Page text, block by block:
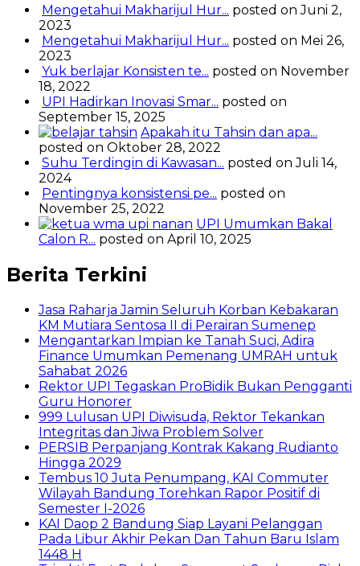
Mengetahui Makharijul Hur... posted on Juni 2,
2023
Mengetahui Makharijul Hur... posted on Mei 26,
2023
Yuk berlajar Konsisten te... posted on November
18, 2022
UPI Hadirkan Inovasi Smar... posted on
September 15, 2025
Apakah itu Tahsin dan apa...
posted on Oktober 28, 2022
Suhu Terdingin di Kawasan... posted on Juli 14,
2024
Pentingnya konsistensi pe... posted on
November 25, 2022
UPI Umumkan Bakal
Calon R... posted on April 10, 2025
Berita Terkini
Jasa Raharja Jamin Seluruh Korban Kebakaran
KM Mutiara Sentosa II di Perairan Sumenep
Mengantarkan Impian ke Tanah Suci, Adira
Finance Umumkan Pemenang UMRAH untuk
Sahabat 2026
Rektor UPI Tegaskan ProBidik Bukan Pengganti
Guru Honorer
999 Lulusan UPI Diwisuda, Rektor Tekankan
Integritas dan Jiwa Problem Solver
PERSIB Perpanjang Kontrak Kakang Rudianto
Hingga 2029
Tembus 10 Juta Penumpang, KAI Commuter
Wilayah Bandung Torehkan Rapor Positif di
Semester I-2026
KAI Daop 2 Bandung Siap Layani Pelanggan
Pada Libur Akhir Pekan Dan Tahun Baru Islam
1448 H